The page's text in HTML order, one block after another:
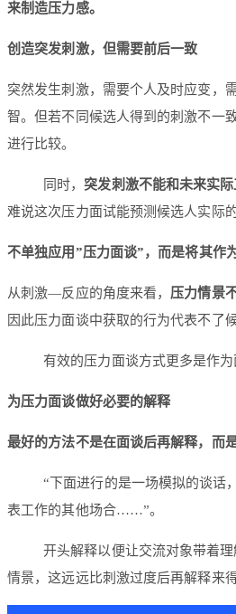
来制造压力感。
创造突发刺激，但需要前后一致
突然发生刺激，需要个人及时应变，
智。但若不同候选人得到的刺激不一
进行比较。
同时，突发刺激不能和未来实
难说这次压力面试能预测候选人实际
不单独应用”压力面谈”，而是将其作
从刺激—反应的角度来看， 压力情景
因此压力面谈中获取的行为代表不了
有效的压力面谈方式更多是作为
为压力面谈做好必要的解释
最好的方法不是在面谈后再解释，而
“下面进行的是一场模拟的谈话
表工作的其他场合……”。
开头解释以便让交流对象带着
情景，这远远比刺激过度后再解释来